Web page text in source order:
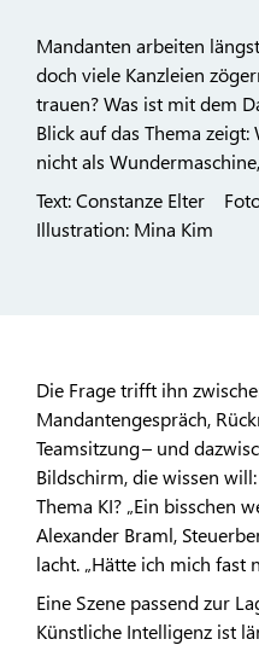
Mandanten arbeiten
doch viele Kanzleien
trauen? Was ist mit dem
Blick auf das Thema zeigt:
nicht als
Text: Constanze Elter
Illustration: Mina Kim
Die Frage trifft ihn
Mandantengespräch,
Teamsitzung – und
Bildschirm, die wissen
Thema KI? „Ein bisschen
Alexander Braml,
lacht. „Hätte ich mich fast
Eine Szene passend zur
Künstliche Intelligenz ist